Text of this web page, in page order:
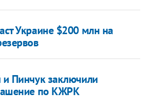
Украине $200 млн на
Пинчук заключили
по КЖРК